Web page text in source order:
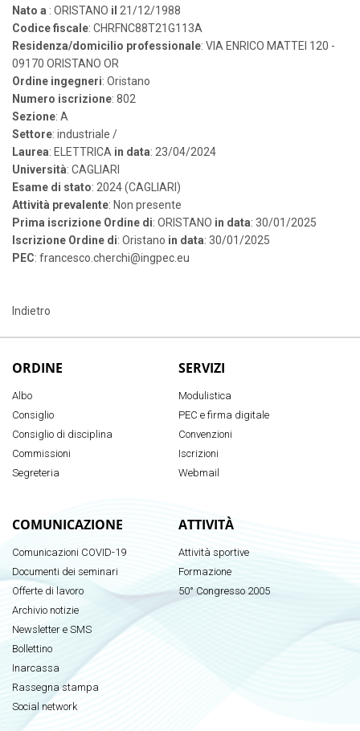
Nato a : ORISTANO il 21/12/1988
Codice fiscale: CHRFNC88T21G113A
Residenza/domicilio professionale: VIA ENRICO MATTEI 120 -
09170 ORISTANO OR
Ordine ingegneri: Oristano
Numero iscrizione: 802
Sezione: A
Settore: industriale /
Laurea: ELETTRICA in data: 23/04/2024
Università: CAGLIARI
Esame di stato: 2024 (CAGLIARI)
Attività prevalente: Non presente
Prima iscrizione Ordine di: ORISTANO in data: 30/01/2025
Iscrizione Ordine di: Oristano in data: 30/01/2025
PEC: francesco.cherchi@ingpec.eu
Indietro
ORDINE
Albo
Consiglio
Consiglio di disciplina
Commissioni
Segreteria
SERVIZI
Modulistica
PEC e firma digitale
Convenzioni
Iscrizioni
Webmail
COMUNICAZIONE
Comunicazioni COVID-19
Documenti dei seminari
Offerte di lavoro
Archivio notizie
Newsletter e SMS
Bollettino
Inarcassa
Rassegna stampa
Social network
ATTIVITÀ
Attività sportive
Formazione
50° Congresso 2005